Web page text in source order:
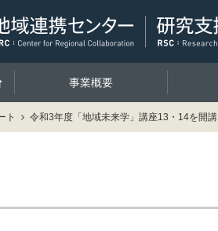
事業概要
ト 令和3年度「地域未来学」講座13・14を開